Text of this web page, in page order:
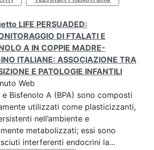
LIFE PERSUADED:
DI FTALATI E
A IN COPPIE MADRE-
ITALIANE: ASSOCIAZIONE TRA
E PATOLOGIE INFANTILI
Web
e Bisfenolo A (BPA) sono composti
utilizzati come plasticizzanti,
nell’ambiente e
metabolizzati; essi sono
interferenti endocrini la...